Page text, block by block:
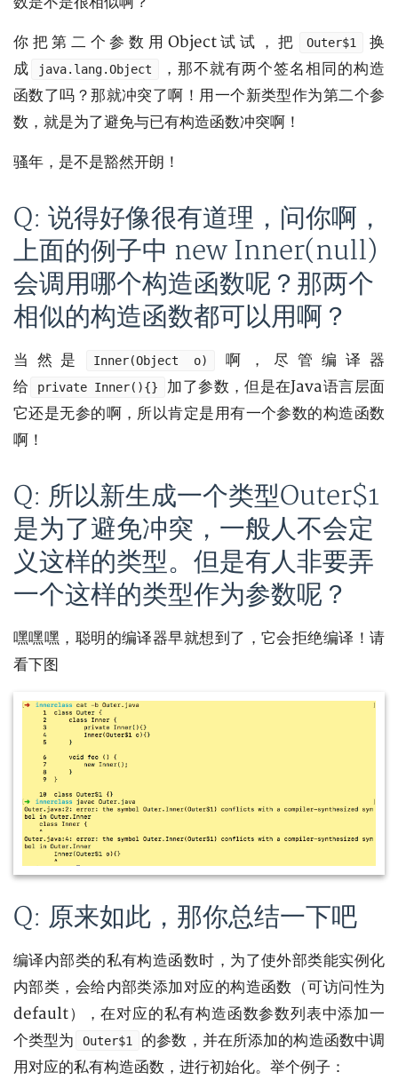
你把第二个参数用Object试试，把 Outer$1
换
成
java.lang.Object
，那不就有两个签名相同的构造
函数了吗？那就冲突了啊！用一个新类型作为第二个参
数，就是为了避免与已有构造函数冲突啊！
骚年，是不是豁然开朗！
Q: 说得好像很有道理，问你啊，
上面的例子中 new Inner(null)
会调用哪个构造函数呢？那两个
相似的构造函数都可以用啊？
当然是 Inner(Object o)
啊，尽管编译器
给
private Inner(){}
加了参数，但是在Java语言层面
它还是无参的啊，所以肯定是用有一个参数的构造函数
啊！
Q: 所以新生成一个类型Outer$1
是为了避免冲突，一般人不会定
义这样的类型。但是有人非要弄
一个这样的类型作为参数呢？
嘿嘿嘿，聪明的编译器早就想到了，它会拒绝编译！请
看下图
Q: 原来如此，那你总结一下吧
编译内部类的私有构造函数时，为了使外部类能实例化
内部类，会给内部类添加对应的构造函数（可访问性为
default），在对应的私有构造函数参数列表中添加一
个类型为
Outer$1
的参数，并在所添加的构造函数中调
用对应的私有构造函数，进行初始化。举个例子：